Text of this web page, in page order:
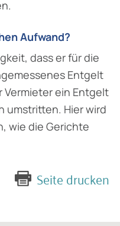
Aufwand?
dass er für die
Entgelt
Vermieter ein Entgelt
umstritten. Hier wird
wie die Gerichte
Seite drucken